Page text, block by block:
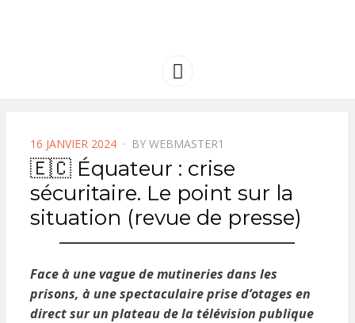
AMERIQUE
Menu
POSTED
ON
16 JANVIER 2024 BY WEBMASTER1
🇪🇨 Équateur : crise
sécuritaire. Le point sur la
situation (revue de presse)
Face à une vague de mutineries dans les
prisons, à une spectaculaire prise d’otages en
direct sur un plateau de la télévision publique